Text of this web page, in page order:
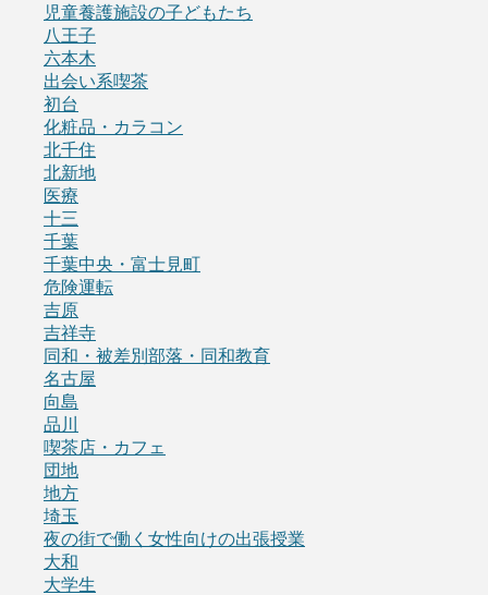
児童養護施設の子どもたち
八王子
六本木
出会い系喫茶
初台
化粧品・カラコン
北千住
北新地
医療
十三
千葉
千葉中央・富士見町
危険運転
吉原
吉祥寺
同和・被差別部落・同和教育
名古屋
向島
品川
喫茶店・カフェ
団地
地方
埼玉
夜の街で働く女性向けの出張授業
大和
大学生